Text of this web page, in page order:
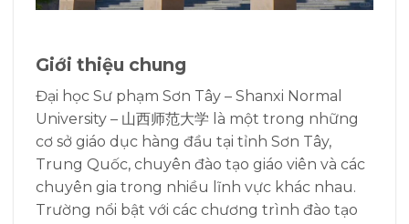
Giới thiệu chung
Đại học Sư phạm Sơn Tây – Shanxi Normal
University – 山西师范大学 là một trong những
cơ sở giáo dục hàng đầu tại tỉnh Sơn Tây,
Trung Quốc, chuyên đào tạo giáo viên và các
chuyên gia trong nhiều lĩnh vực khác nhau.
Trường nổi bật với các chương trình đào tạo